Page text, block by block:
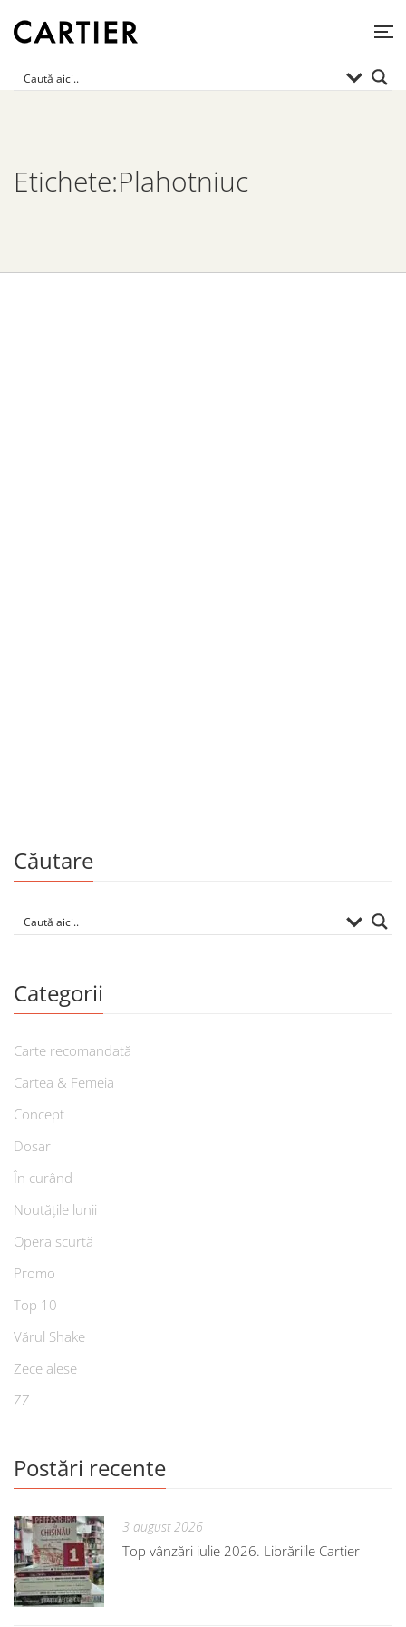
Etichete:Plahotniuc
Căutare
Categorii
Carte recomandată
Cartea & Femeia
Concept
Dosar
În curând
Noutățile lunii
Opera scurtă
Promo
Top 10
Vărul Shake
Zece alese
ZZ
Postări recente
3 august 2026
Top vânzări iulie 2026. Librăriile Cartier